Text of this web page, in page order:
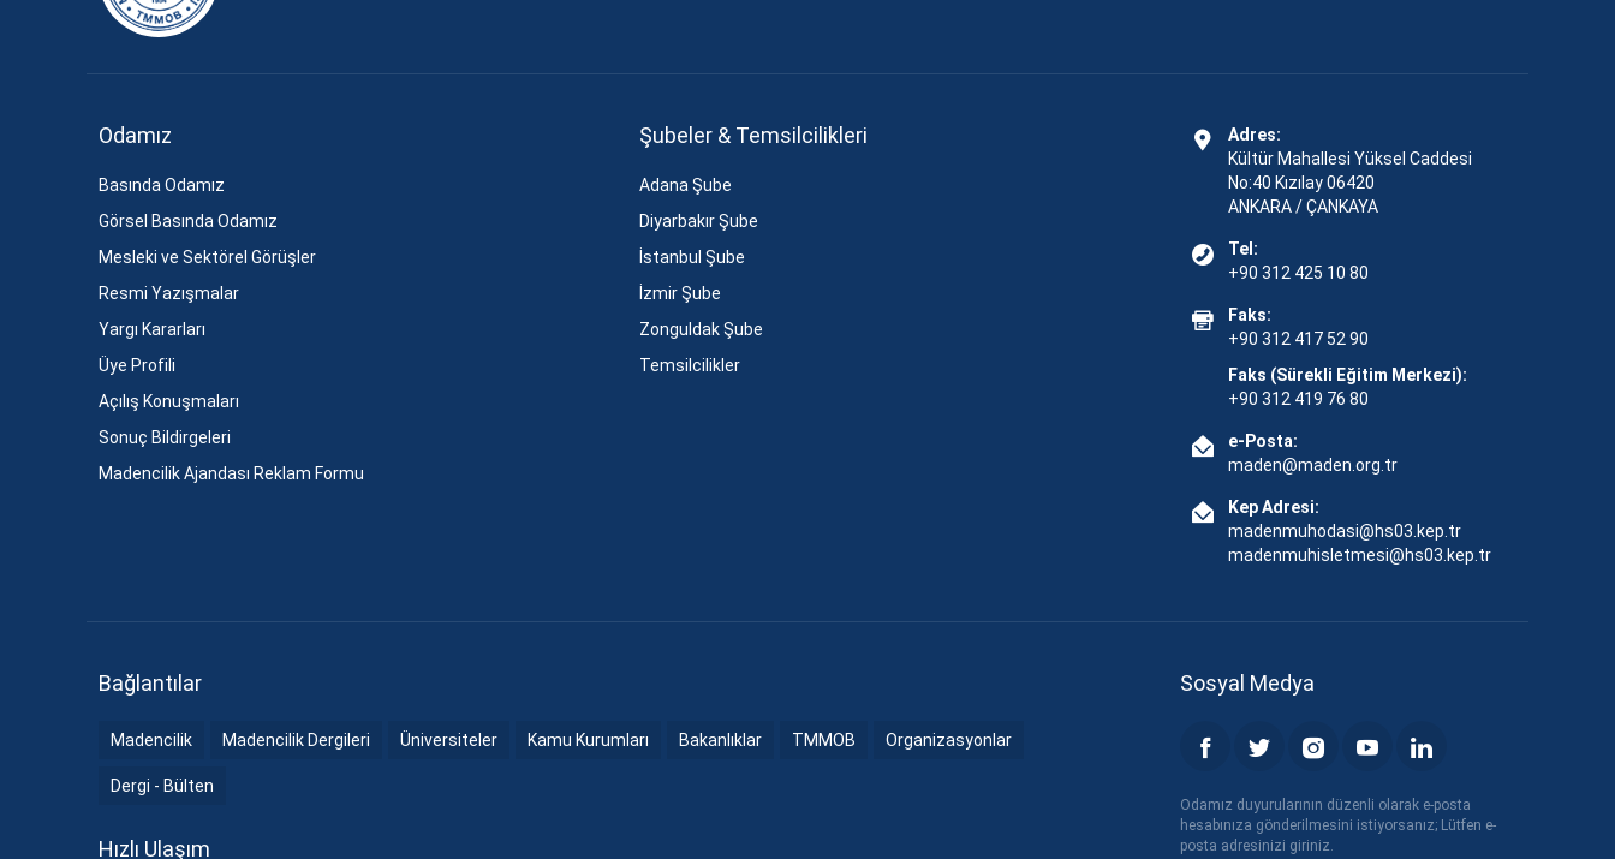
Odamız
Basında Odamız
Görsel Basında Odamız
Mesleki ve Sektörel Görüşler
Resmi Yazışmalar
Yargı Kararları
Üye Profili
Açılış Konuşmaları
Sonuç Bildirgeleri
Madencilik Ajandası Reklam Formu
Şubeler & Temsilcilikleri
Adana Şube
Diyarbakır Şube
İstanbul Şube
İzmir Şube
Zonguldak Şube
Temsilcilikler
Adres:
Kültür Mahallesi Yüksel Caddesi
No:40 Kızılay 06420
ANKARA / ÇANKAYA
Tel:
+90 312 425 10 80
Faks:
+90 312 417 52 90
Faks (Sürekli Eğitim Merkezi):
+90 312 419 76 80
e-Posta:
maden@maden.org.tr
Kep Adresi:
madenmuhodasi@hs03.kep.tr
madenmuhisletmesi@hs03.kep.tr
Bağlantılar
Madencilik Madencilik Dergileri Üniversiteler Kamu Kurumları Bakanlıklar TMMOB Organizasyonlar
Dergi - Bülten
Hızlı Ulaşım
Sosyal Medya
Odamız duyurularının düzenli olarak e-posta
hesabınıza gönderilmesini istiyorsanız; Lütfen e-
posta adresinizi giriniz.